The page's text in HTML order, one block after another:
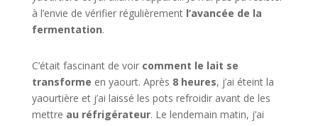
à l’envie de vérifier régulièrement l’avancée de la
fermentation.
C’était fascinant de voir comment le lait se
transforme en yaourt. Après 8 heures, j’ai éteint la
yaourtière et j’ai laissé les pots refroidir avant de les
mettre au réfrigérateur. Le lendemain matin, j’ai